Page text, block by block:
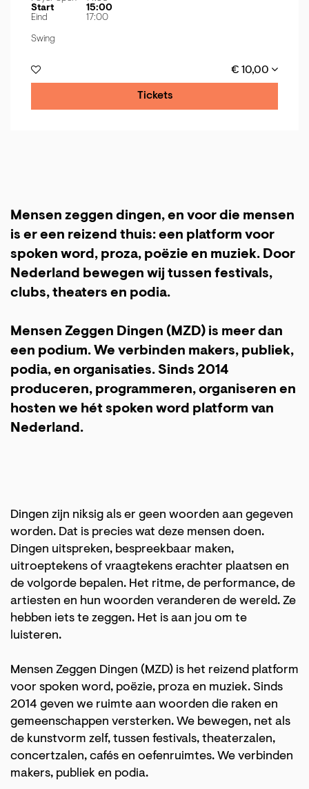
Start
15:00
Eind
17:00
Swing
€ 10,00
Tickets
Mensen zeggen dingen, en voor die mensen
is er een reizend thuis: een platform voor
spoken word, proza, poëzie en muziek. Door
Nederland bewegen wij tussen festivals,
clubs, theaters en podia.
Mensen Zeggen Dingen (MZD) is meer dan
een podium. We verbinden makers, publiek,
podia, en organisaties. Sinds 2014
produceren, programmeren, organiseren en
hosten we hét spoken word platform van
Nederland.
Dingen zijn niksig als er geen woorden aan gegeven
worden. Dat is precies wat deze mensen doen.
Dingen uitspreken, bespreekbaar maken,
uitroeptekens of vraagtekens erachter plaatsen en
de volgorde bepalen. Het ritme, de performance, de
artiesten en hun woorden veranderen de wereld. Ze
hebben iets te zeggen. Het is aan jou om te
luisteren.
Mensen Zeggen Dingen (MZD) is het reizend platform
voor spoken word, poëzie, proza en muziek. Sinds
2014 geven we ruimte aan woorden die raken en
gemeenschappen versterken. We bewegen, net als
de kunstvorm zelf, tussen festivals, theaterzalen,
concertzalen, cafés en oefenruimtes. We verbinden
makers, publiek en podia.